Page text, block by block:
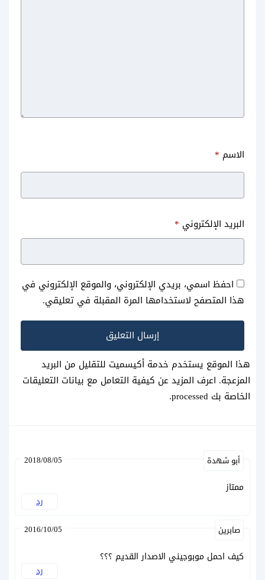
للسامسونج MoboMarket
للاندرويد مجانا 2020
الاسم *
البريد الإلكتروني *
احفظ اسمي، بريدي الإلكتروني، والموقع الإلكتروني في
هذا المتصفح لاستخدامها المرة المقبلة في تعليقي.
هذا الموقع يستخدم خدمة أكيسميت للتقليل من البريد
المزعجة. اعرف المزيد عن كيفية التعامل مع بيانات التعليقات
الخاصة بك processed
.
أبو شهدة 2018/08/05
ممتاز
رد
صابرين 2016/10/05
كيف احمل موبوجيني الاصدار القديم ؟؟؟
رد